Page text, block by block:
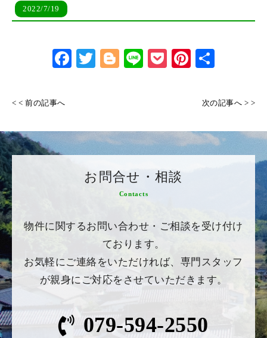
2022/7/19
Face Twitt Blog Line Pock Pinte
< < 前の記事へ 次の記事へ > >
お問合せ・相談
Contacts
物件に関するお問い合わせ・ご相談を受け付け
ております。
お気軽にご連絡をいただければ、専門スタッフ
が親身にご対応をさせていただきます。
079-594-2550